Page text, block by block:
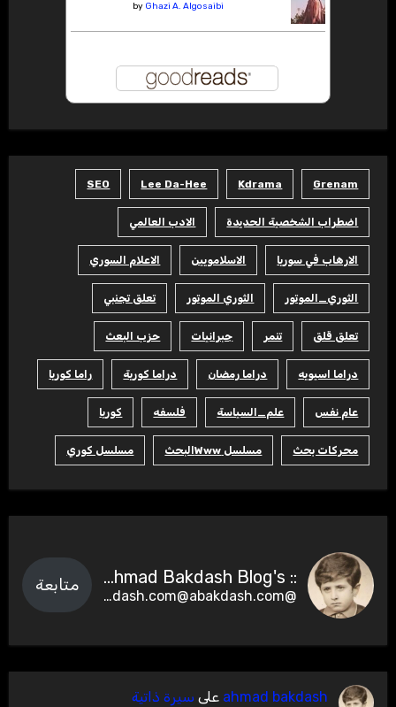
by Ghazi A. Algosaibi
Grenam
Kdrama
Lee Da-Hee
SEO
اضطراب الشخصية الحديدة الادب العالمي
الارهاب في سوريا الاسلامويين الاعلام السوري
الثوري_الموتور الثوري الموتور تعلق تجنبي
تعلق قلق تنمر جبرانيات حزب البعث
دراما اسيويه دراما رمضان دراما كورية راما كوريا
عام نفس علم_السياسة فلسفه كوريا
محركات بحث مسلسل Wwwالبحث مسلسل كوري
:: Ahmad Bakdash Blog's ::
@abakdash.com@abakdash.com
متابعة
ahmad bakdash على سيرة ذاتية